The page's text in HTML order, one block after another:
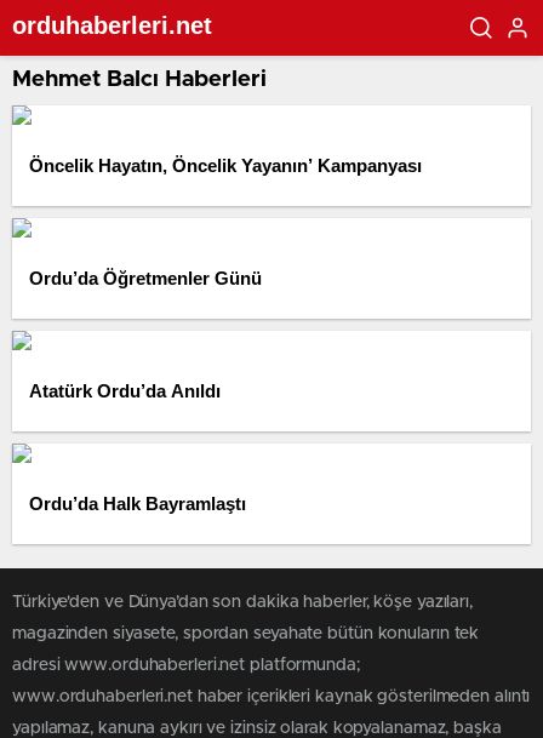
orduhaberleri.net
Mehmet Balcı Haberleri
Öncelik Hayatın, Öncelik Yayanın’ Kampanyası
Ordu’da Öğretmenler Günü
Atatürk Ordu’da Anıldı
Ordu’da Halk Bayramlaştı
Türkiye'den ve Dünya’dan son dakika haberler, köşe yazıları,
magazinden siyasete, spordan seyahate bütün konuların tek
adresi www.orduhaberleri.net platformunda;
www.orduhaberleri.net haber içerikleri kaynak gösterilmeden alıntı
yapılamaz, kanuna aykırı ve izinsiz olarak kopyalanamaz, başka